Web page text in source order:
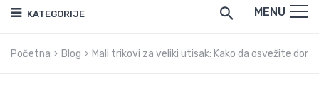
KATEGORIJE MENU
Početna Blog Mali trikovi za veliki utisak: Kako da osvežite